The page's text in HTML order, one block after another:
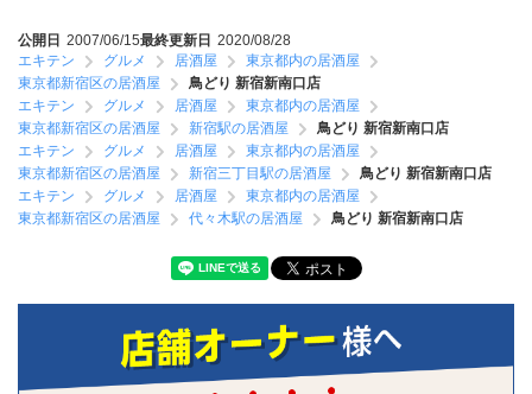
公開日 2007/06/15最終更新日 2020/08/28
エキテン
グルメ 居酒屋
東京都内の居酒屋
東京都新宿区の居酒屋
鳥どり 新宿新南口店
エキテン
グルメ 居酒屋
東京都内の居酒屋
東京都新宿区の居酒屋
新宿駅の居酒屋
鳥どり 新宿新南口店
エキテン
グルメ 居酒屋
東京都内の居酒屋
東京都新宿区の居酒屋
新宿三丁目駅の居酒屋
鳥どり 新宿新南口店
エキテン
グルメ 居酒屋
東京都内の居酒屋
東京都新宿区の居酒屋
代々木駅の居酒屋 鳥どり 新宿新南口店